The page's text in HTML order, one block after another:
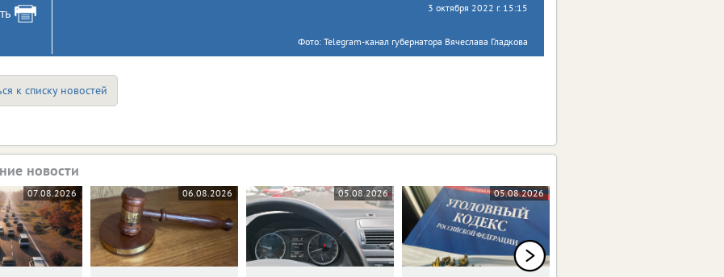
3 октября 2022 г. 15:15
Фото: Telegram-канал губернатора Вячеслава Гладкова
к списку новостей
новости
07.08.2026 06.08.2026 05.08.2026 05.08.2026